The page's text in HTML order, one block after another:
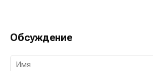
Обсуждение